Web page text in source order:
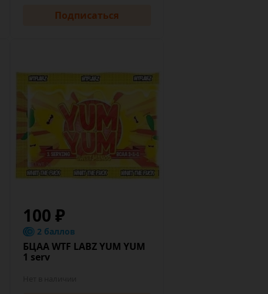
Подписаться
100 ₽
2 баллов
БЦАА WTF LABZ YUM YUM
1 serv